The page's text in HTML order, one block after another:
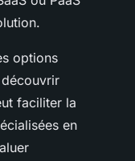
options
faciliter la
en